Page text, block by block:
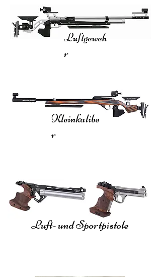
Luftgeweh
r
Kleinkalibe
r
Luft- und Sportpistole